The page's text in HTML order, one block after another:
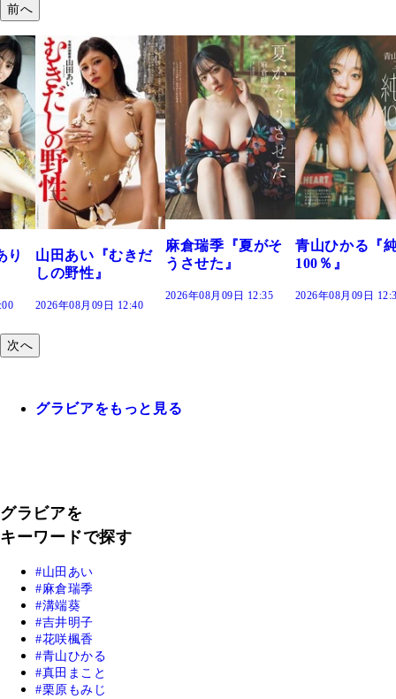
前へ
だ
麻倉瑞季『夏がそ
うさせた』
青山ひかる『純度
100％』
2026年08月09日 12:30
溝端 葵『もう
つの、あおい
で。』
2026年08月09日
次へ
グラビアをもっと見る
グラビアを
キーワードで探す
山田あい
麻倉瑞季
溝端葵
吉井明子
花咲楓香
青山ひかる
真田まこと
栗原もみじ